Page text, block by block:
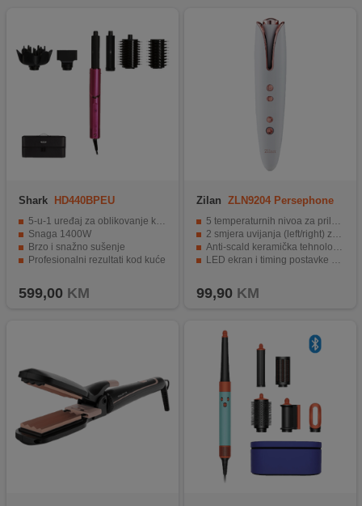
Shark HD440BPEU
5-u-1 uređaj za oblikovanje kose
Snaga 1400W
Brzo i snažno sušenje
Profesionalni rezultati kod kuće
599,00 KM
Zilan ZLN9204 Persephone
5 temperaturnih nivoa za prilagodljivo oblikovanje
2 smjera uvijanja (left/right) za različite kovrče
Anti-scald keramička tehnologija za sigurnije grijanje
LED ekran i timing postavke za precizno stiliziranje
99,90 KM